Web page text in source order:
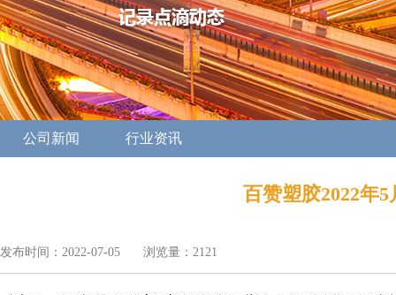
公司新闻 行业资讯
百赞塑胶2022年
发布时间：2022-07-05 浏览量：2121